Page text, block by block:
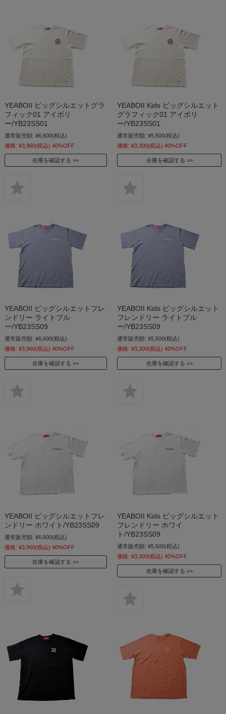
YEABOII ビッグシルエットグラ
フィック01 アイボリ
ー/YB23SS01
通常販売額: ¥6,600(税込)
価格: ¥3,960(税込) 40%OFF
在庫を確認する
YEABOII Kids ビッグシルエット
グラフィック01 アイボリ
ー/YB23SS01
通常販売額: ¥5,500(税込)
価格: ¥3,300(税込) 40%OFF
在庫を確認する
YEABOII ビッグシルエットフレ
ンドリー ライトブル
ー/YB23SS09
通常販売額: ¥6,600(税込)
価格: ¥3,960(税込) 40%OFF
在庫を確認する
YEABOII Kids ビッグシルエット
フレンドリー ライトブル
ー/YB23SS09
通常販売額: ¥5,500(税込)
価格: ¥3,300(税込) 40%OFF
在庫を確認する
YEABOII ビッグシルエットフレ
ンドリー ホワイト/YB23SS09
通常販売額: ¥6,600(税込)
価格: ¥3,960(税込) 40%OFF
在庫を確認する
YEABOII Kids ビッグシルエット
フレンドリー ホワイ
ト/YB23SS09
通常販売額: ¥5,500(税込)
価格: ¥3,300(税込) 40%OFF
在庫を確認する